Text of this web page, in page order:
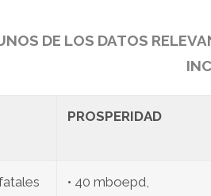
DE LOS DATOS
PROSPERIDAD
• 40 mboepd,